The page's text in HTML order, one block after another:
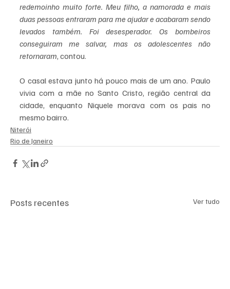
redemoinho muito forte. Meu filho, a namorada e mais
duas pessoas entraram para me ajudar e acabaram sendo
levados também. Foi desesperador. Os bombeiros
conseguiram me salvar, mas os adolescentes não
retornaram, contou.
O casal estava junto há pouco mais de um ano. Paulo
vivia com a mãe no Santo Cristo, região central da
cidade, enquanto Niquele morava com os pais no
mesmo bairro.
Niterói
Rio de Janeiro
Posts recentes Ver tudo